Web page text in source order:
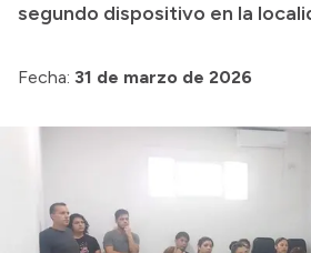
segundo dispositivo en la
Fecha: 31 de marzo de 2026